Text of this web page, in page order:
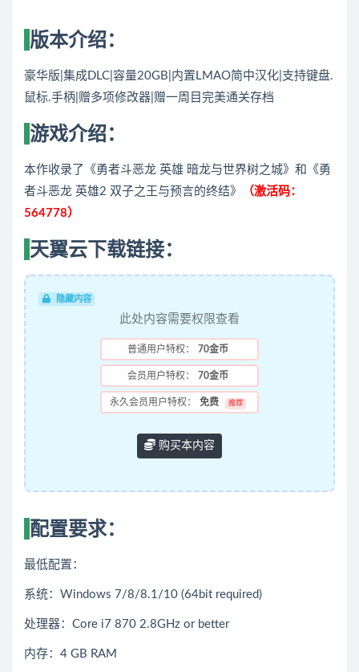
版本介绍：
豪华版|集成DLC|容量20GB|内置LMAO简中汉化|支持键盘.
鼠标.手柄|赠多项修改器|赠一周目完美通关存档
游戏介绍：
本作收录了《勇者斗恶龙 英雄 暗龙与世界树之城》和《勇
者斗恶龙 英雄2 双子之王与预言的终结》
（激活码：
564778）
天翼云下载链接：
隐藏内容
此处内容需要权限查看
普通用户特权： 70金币
会员用户特权： 70金币
永久会员用户特权： 免费 推荐
购买本内容
配置要求：
最低配置：
系统：Windows 7/8/8.1/10 (64bit required)
处理器：Core i7 870 2.8GHz or better
内存：4 GB RAM